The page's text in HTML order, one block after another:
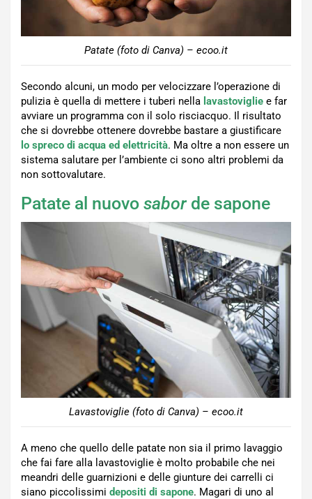
Patate (foto di Canva) – ecoo.it
Secondo alcuni, un modo per velocizzare l’operazione di
pulizia è quella di mettere i tuberi nella lavastoviglie e far
avviare un programma con il solo risciacquo. Il risultato
che si dovrebbe ottenere dovrebbe bastare a giustificare
lo spreco di acqua ed elettricità. Ma oltre a non essere un
sistema salutare per l’ambiente ci sono altri problemi da
non sottovalutare.
Patate al nuovo saborde sapone
Lavastoviglie (foto di Canva) – ecoo.it
A meno che quello delle patate non sia il primo lavaggio
che fai fare alla lavastoviglie è molto probabile che nei
meandri delle guarnizioni e delle giunture dei carrelli ci
siano piccolissimi depositi di sapone. Magari di uno al